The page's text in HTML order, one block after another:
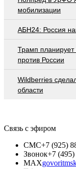
мобилизации
АБН24: Россия
Трамп планирует
против России
Wildberries
области
Связь с эфиром
СМС+7 (925)
Звонок+7
MAX